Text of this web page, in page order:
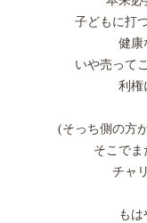
子どもに打
健康
いや売って
利権
(そっち側の方
そこで
チャ
も